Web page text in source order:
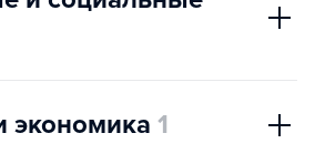
экономика 1